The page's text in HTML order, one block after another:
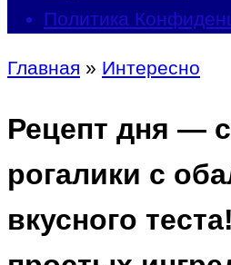
Политика
Главная » Интересно
Рецепт дня —
рогалики с
вкусного